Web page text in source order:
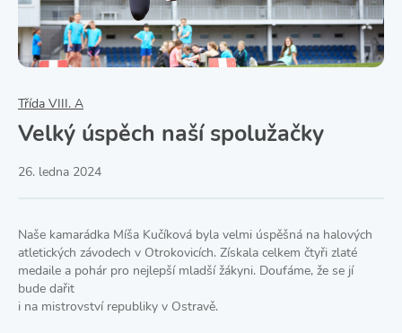
Třída VIII. A
Velký úspěch naší spolužačky
26. ledna 2024
Naše kamarádka Míša Kučíková byla velmi úspěšná na halových
atletických závodech v Otrokovicích. Získala celkem čtyři zlaté
medaile a pohár pro nejlepší mladší žákyni. Doufáme, že se jí
bude dařit
i na mistrovství republiky v Ostravě.